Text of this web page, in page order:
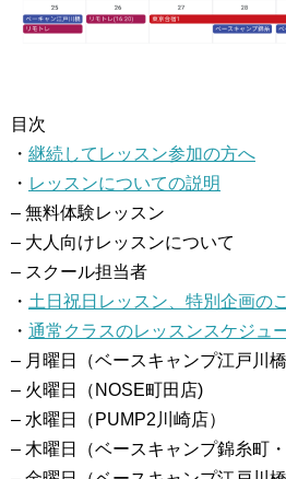
目次
・ 継続してレッスン参加の方へ
・ レッスンについての説明
– 無料体験レッスン
– 大人向けレッスンについて
– スクール担当者
・ 土日祝日レッスン、特別企画の
・ 通常クラスのレッスンスケジュ
– 月曜日（ベースキャンプ江戸川
– 火曜日（NOSE町田店)
– 水曜日（PUMP2川崎店）
– 木曜日（ベースキャンプ錦糸町